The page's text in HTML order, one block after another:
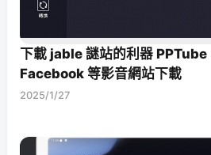
下載 jable 謎站的利器 PPTube
Facebook 等影音網站下載
2025/1/27